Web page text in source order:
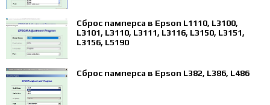
Сброс памперса в Epson L1110, L3100,
L3101, L3110, L3111, L3116, L3150, L3151,
L3156, L5190
Сброс памперса в Epson L382, L386, L486